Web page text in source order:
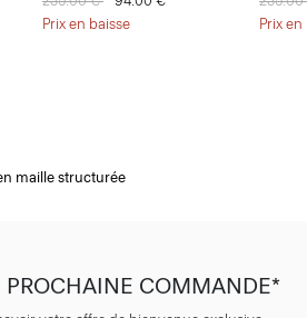
Prix en baisse
Prix
maille structurée
PROCHAINE COMMANDE*